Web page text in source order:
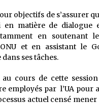
5 ans ago
monstrueux vieillard (Un récit du Sud
5 ans ago
nocturne dans le désert (Un
objectifs de s’assurer
en matière de dialogue
en soutenant
et en assistant le
ses tâches.
cours de cette
employés par l’UA pour
actuel censé